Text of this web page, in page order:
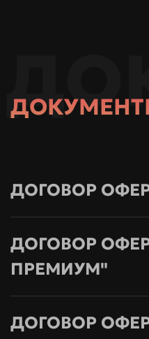
ДОГОВОР
ДОГОВОР
ПРЕМИУМ"
ДОГОВОР